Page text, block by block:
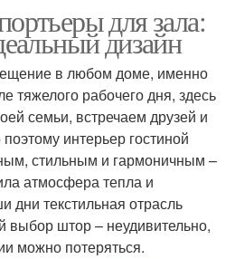
для зала:
дизайн
в любом доме, именно
тяжелого рабочего дня, здесь
семьи, встречаем друзей и
интерьер гостиной
стильным и гармоничным –
атмосфера тепла и
дни текстильная отрасль
выбор штор – неудивительно,
можно потеряться.